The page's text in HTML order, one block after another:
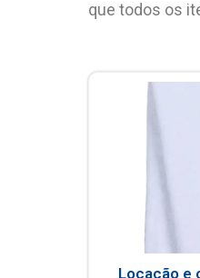
que todos os
Locação e